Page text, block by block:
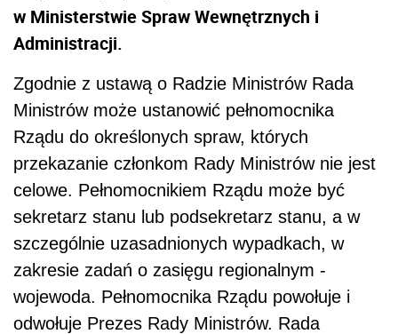
w Ministerstwie Spraw Wewnętrznych i
Administracji.
Zgodnie z ustawą o Radzie Ministrów Rada
Ministrów może ustanowić pełnomocnika
Rządu do określonych spraw, których
przekazanie członkom Rady Ministrów nie jest
celowe. Pełnomocnikiem Rządu może być
sekretarz stanu lub podsekretarz stanu, a w
szczególnie uzasadnionych wypadkach, w
zakresie zadań o zasięgu regionalnym -
wojewoda. Pełnomocnika Rządu powołuje i
odwołuje Prezes Rady Ministrów. Rada